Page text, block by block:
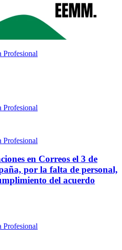
Profesional
Profesional
Profesional
en Correos el 3 de
por la falta de personal,
del acuerdo
Profesional